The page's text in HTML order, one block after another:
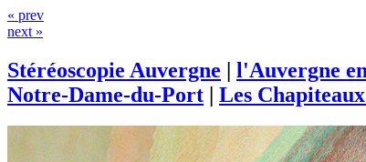
« prev
next »
Stéréoscopie Auvergne | l'Auvergne
Notre-Dame-du-Port | Les